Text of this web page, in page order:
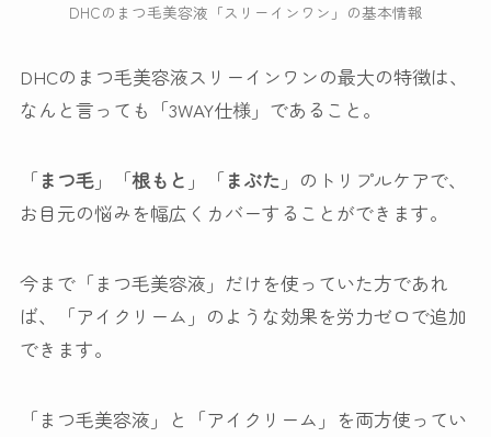
DHCのまつ毛美容液「スリーインワン」の基本情報
DHCのまつ毛美容液スリーインワンの最大の特徴は、
なんと言っても「3WAY仕様」であること。
「まつ毛」「根もと 」「まぶた 」のトリプルケアで、
お目元の悩みを幅広くカバーすることができます。
今まで「まつ毛美容液」だけを使っていた方であれ
ば、「アイクリーム」のような効果を労力ゼロで追加
できます。
「まつ毛美容液」と「アイクリーム」を両方使ってい